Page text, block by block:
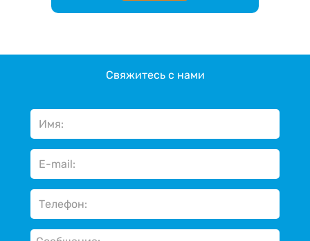
Свяжитесь с нами